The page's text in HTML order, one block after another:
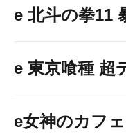
e 北斗の拳11
e 東京喰種 超
e女神のカフ